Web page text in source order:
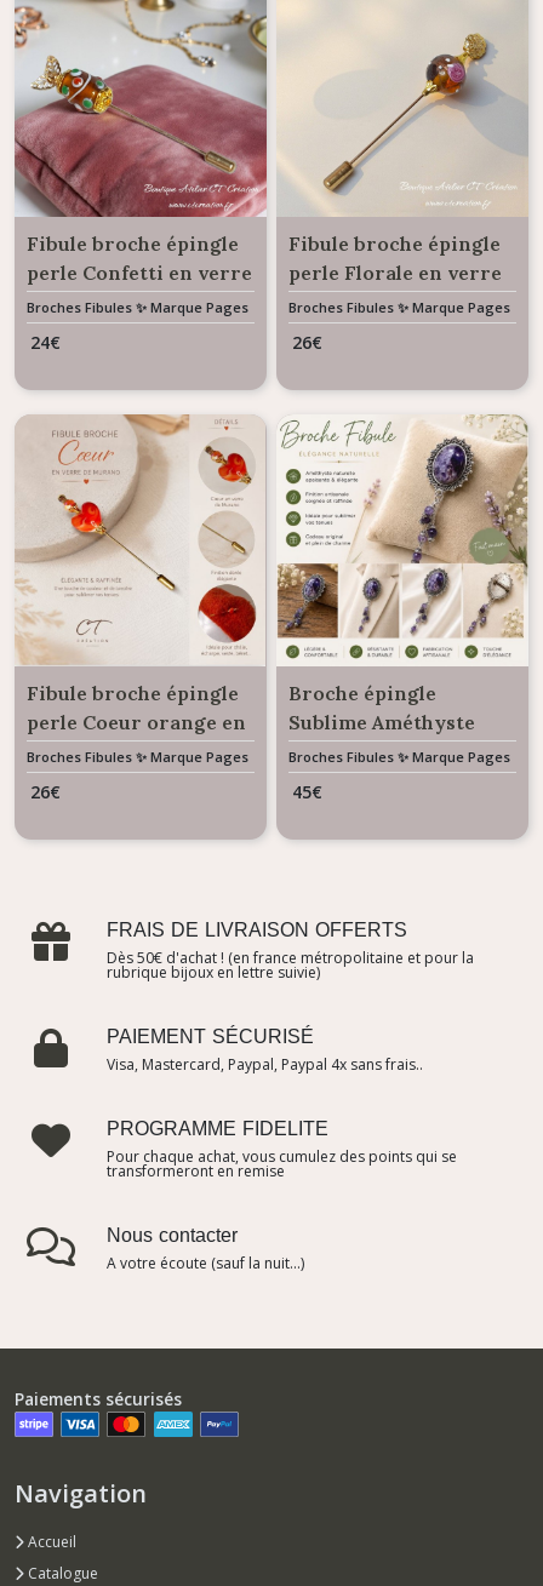
Fibule broche épingle
perle Confetti en verre
de Murano
Broches Fibules ✨ Marque Pages
✨ Bijoux De Sac
24€
Fibule broche épingle
perle Florale en verre
de Murano
Broches Fibules ✨ Marque Pages
✨ Bijoux De Sac
26€
Fibule broche épingle
perle Coeur orange en
verre de Murano
Broches Fibules ✨ Marque Pages
✨ Bijoux De Sac
26€
Broche épingle
Sublime Améthyste
90mm style vintage
Broches Fibules ✨ Marque Pages
✨ Bijoux De Sac
45€
FRAIS DE LIVRAISON OFFERTS
Dès 50€ d'achat ! (en france métropolitaine et pour la
rubrique bijoux en lettre suivie)
PAIEMENT SÉCURISÉ
Visa, Mastercard, Paypal, Paypal 4x sans frais..
PROGRAMME FIDELITE
Pour chaque achat, vous cumulez des points qui se
transformeront en remise
Nous contacter
A votre écoute (sauf la nuit...)
Paiements sécurisés
Navigation
Accueil
Catalogue